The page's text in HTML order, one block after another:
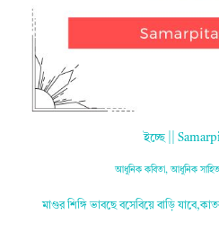
ইচ্ছে ||
আধুনিক কবিতা,আধুনিক
মাগুর শিঙ্গি ভাবছে বসেবিয়ে বাড়ি